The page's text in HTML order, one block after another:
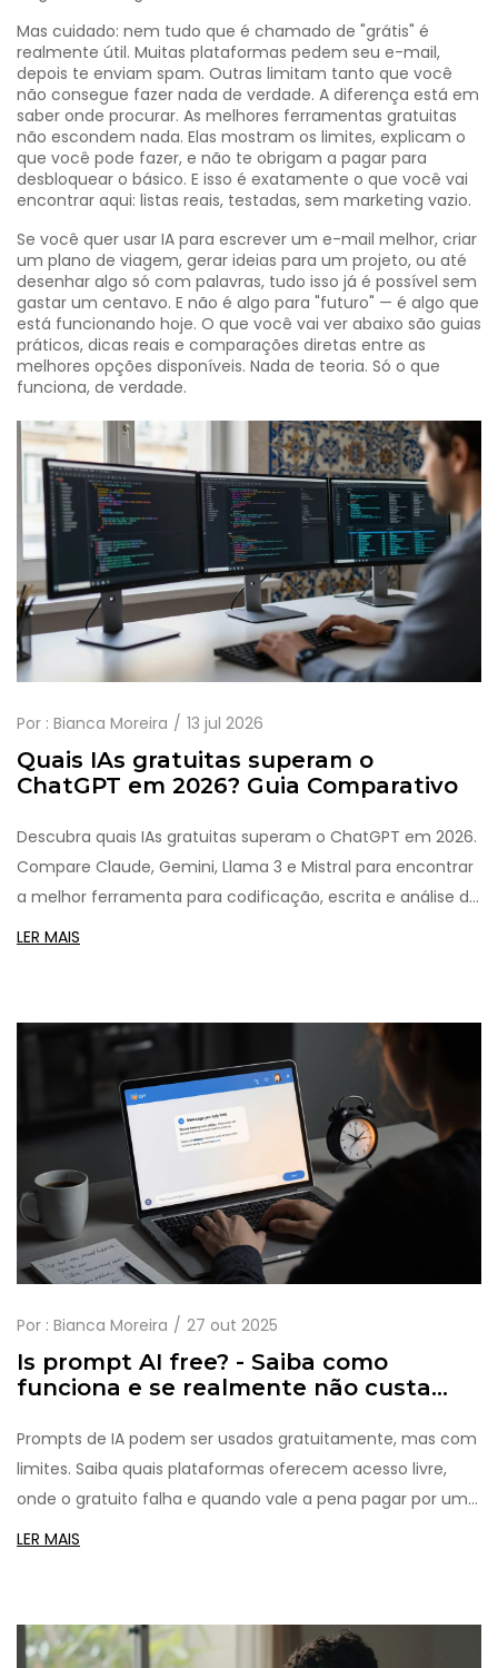
Mas cuidado: nem tudo que é chamado de "grátis" é
realmente útil. Muitas plataformas pedem seu e-mail,
depois te enviam spam. Outras limitam tanto que você
não consegue fazer nada de verdade. A diferença está em
saber onde procurar. As melhores ferramentas gratuitas
não escondem nada. Elas mostram os limites, explicam o
que você pode fazer, e não te obrigam a pagar para
desbloquear o básico. E isso é exatamente o que você vai
encontrar aqui: listas reais, testadas, sem marketing vazio.
Se você quer usar IA para escrever um e-mail melhor, criar
um plano de viagem, gerar ideias para um projeto, ou até
desenhar algo só com palavras, tudo isso já é possível sem
gastar um centavo. E não é algo para "futuro" — é algo que
está funcionando hoje. O que você vai ver abaixo são guias
práticos, dicas reais e comparações diretas entre as
melhores opções disponíveis. Nada de teoria. Só o que
funciona, de verdade.
Por : Bianca Moreira 13 jul 2026
Quais IAs gratuitas superam o
ChatGPT em 2026? Guia Comparativo
Descubra quais IAs gratuitas superam o ChatGPT em 2026.
Compare Claude, Gemini, Llama 3 e Mistral para encontrar
a melhor ferramenta para codificação, escrita e análise de
dados.
LER MAIS
Por : Bianca Moreira 27 out 2025
Is prompt AI free? - Saiba como
funciona e se realmente não custa
Prompts de IA podem ser usados gratuitamente, mas com
limites. Saiba quais plataformas oferecem acesso livre,
onde o gratuito falha e quando vale a pena pagar por uma
versão avançada.
LER MAIS